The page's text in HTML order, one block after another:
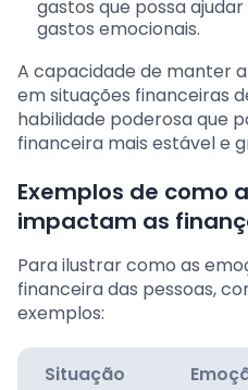
gastos que possa
gastos emocionais.
A capacidade de manter
em situações financeiras
habilidade poderosa que
financeira mais estável e
Exemplos de como
impactam as
Para ilustrar como as
financeira das pessoas,
exemplos:
Situação